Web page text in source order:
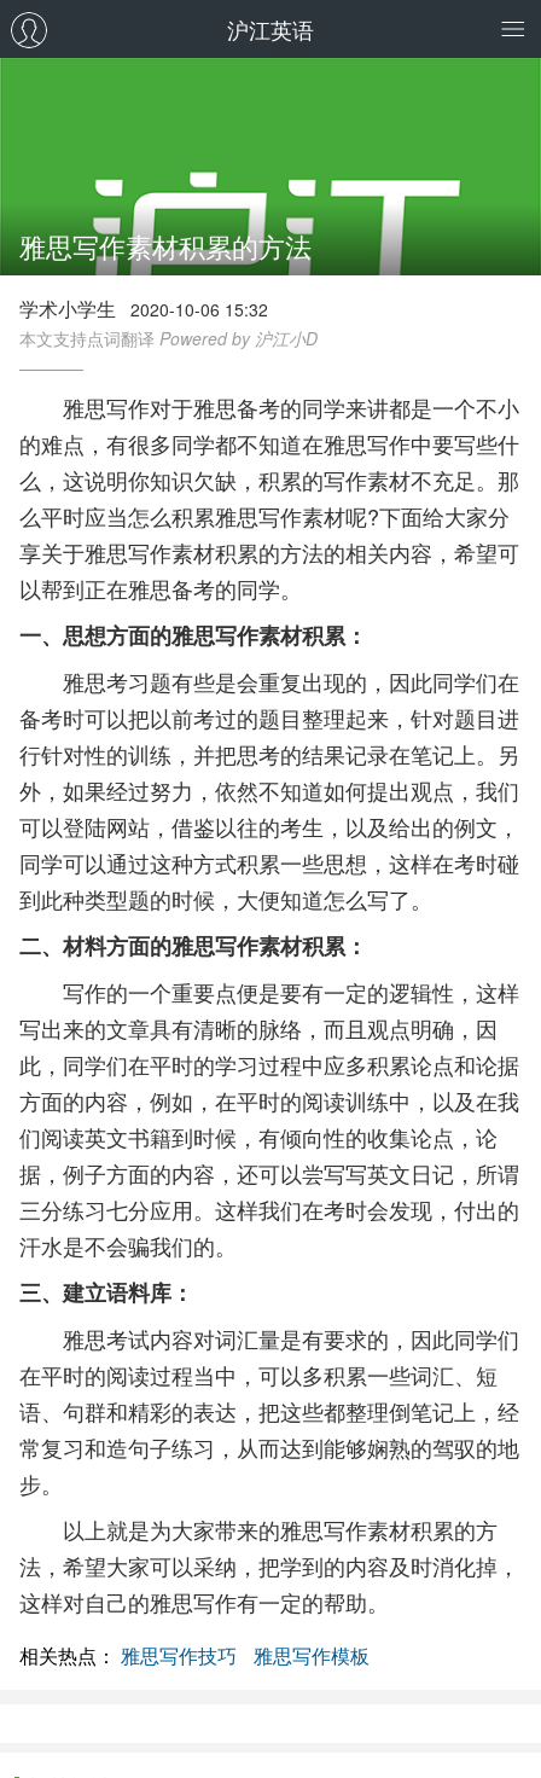
沪江英语
雅思写作素材积累的方法
学术小学生
2020-10-06 15:32
本文支持点词翻译 Powered by 沪江小D
雅思写作对于雅思备考的同学来讲都是一个不小
的难点，有很多同学都不知道在雅思写作中要写些什
么，这说明你知识欠缺，积累的写作素材不充足。那
么平时应当怎么积累雅思写作素材呢?下面给大家分
享关于雅思写作素材积累的方法的相关内容，希望可
以帮到正在雅思备考的同学。
一、思想方面的雅思写作素材积累：
雅思考习题有些是会重复出现的，因此同学们在
备考时可以把以前考过的题目整理起来，针对题目进
行针对性的训练，并把思考的结果记录在笔记上。另
外，如果经过努力，依然不知道如何提出观点，我们
可以登陆网站，借鉴以往的考生，以及给出的例文，
同学可以通过这种方式积累一些思想，这样在考时碰
到此种类型题的时候，大便知道怎么写了。
二、材料方面的雅思写作素材积累：
写作的一个重要点便是要有一定的逻辑性，这样
写出来的文章具有清晰的脉络，而且观点明确，因
此，同学们在平时的学习过程中应多积累论点和论据
方面的内容，例如，在平时的阅读训练中，以及在我
们阅读英文书籍到时候，有倾向性的收集论点，论
据，例子方面的内容，还可以尝写写英文日记，所谓
三分练习七分应用。这样我们在考时会发现，付出的
汗水是不会骗我们的。
三、建立语料库：
雅思考试内容对词汇量是有要求的，因此同学们
在平时的阅读过程当中，可以多积累一些词汇、短
语、句群和精彩的表达，把这些都整理倒笔记上，经
常复习和造句子练习，从而达到能够娴熟的驾驭的地
步。
以上就是为大家带来的雅思写作素材积累的方
法，希望大家可以采纳，把学到的内容及时消化掉，
这样对自己的雅思写作有一定的帮助。
相关热点： 雅思写作技巧 雅思写作模板